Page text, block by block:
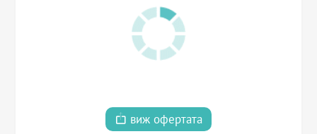
виж офертата